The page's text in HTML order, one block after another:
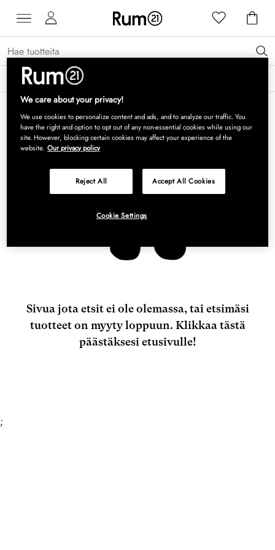
Saat 15 % alennusta Grythyttan Stålmöbler -tuotteista* →
Sivua jota etsit ei ole olemassa, tai etsimäsi
tuotteet on myyty loppuun. Klikkaa tästä
päästäksesi etusivulle!
;
We care about your privacy!
We use cookies to personalize content and ads, and to analyze our traffic. You
have the right and option to opt out of any non-essential cookies while using our
site. However, blocking certain cookies may affect your experience of the
website. Our privacy policy
Reject All Accept All Cookies
Cookie Settings